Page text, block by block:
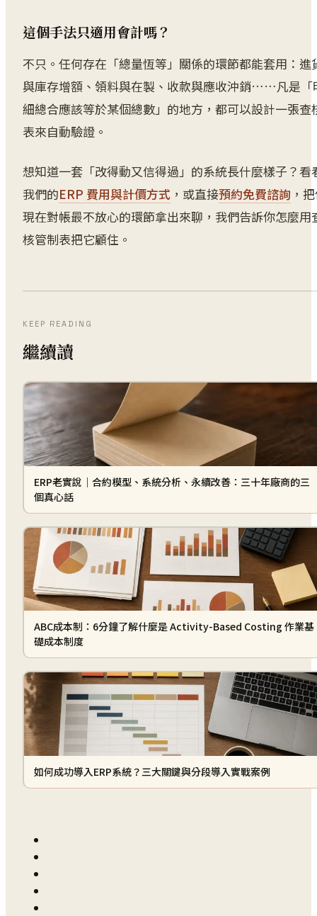
這個手法只適用會計嗎？
不只。任何存在「總量恆等」關係的環節都能套用：進
與庫存增額、領料與在製、收款與應收沖銷……凡是「
細總合應該等於某個總數」的地方，都可以設計一張查
表來自動驗證。
想知道一套「改得動又信得過」的系統長什麼樣子？看
我們的ERP 費用與計價方式 ，或直接預約免費諮詢 ，
現在對帳最不放心的環節拿出來聊，我們告訴你怎麼用
核管制表把它顧住。
KEEP READING
繼續讀
ERP老實說｜合約模型、系統分析、永續改善：三十年廠商的三
個真心話
ABC成本制：6分鐘了解什麼是 Activity-Based Costing 作業基
礎成本制度
如何成功導入ERP系統？三大關鍵與分段導入實戰案例